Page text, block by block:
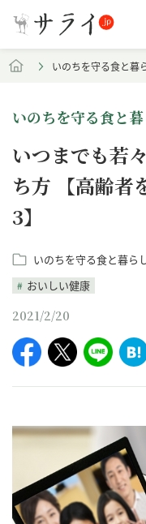
いのちを守る食と暮
いのちを守る食と
いつまでも若
ち方 【高齢者
3】
いのちを守る食と暮ら
おいしい健康
2021/2/20